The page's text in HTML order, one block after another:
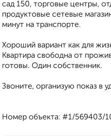
сад 150, торговые центры,
продуктовые сетевые
минут на транспорте.
Хороший вариант как для
Квартира свободна от
готовы. Один собственник.
Звоните, организую показ в
Номер объекта: #1/569403/